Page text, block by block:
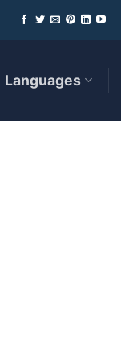
Languages